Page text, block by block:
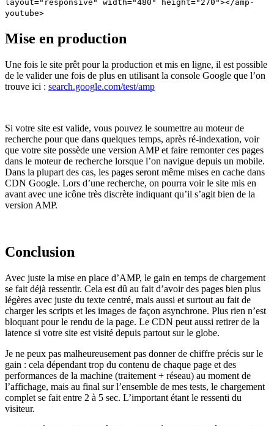
layout="responsive" width="480" height="270"></amp-
youtube>
Mise en production
Une fois le site prêt pour la production et mis en ligne, il est possible
de le valider une fois de plus en utilisant la console Google que l’on
trouve ici : search.google.com/test/amp
Si votre site est valide, vous pouvez le soumettre au moteur de
recherche pour que dans quelques temps, après ré-indexation, voir
que votre site possède une version AMP et faire remonter ces pages
dans le moteur de recherche lorsque l’on navigue depuis un mobile.
Dans la plupart des cas, les pages seront même mises en cache dans
CDN Google. Lors d’une recherche, on pourra voir le site mis en
avant avec une icône très discrète indiquant qu’il s’agit bien de la
version AMP.
Conclusion
Avec juste la mise en place d’AMP, le gain en temps de chargement
se fait déjà ressentir. Cela est dû au fait d’avoir des pages bien plus
légères avec juste du texte centré, mais aussi et surtout au fait de
charger les scripts et les images de façon asynchrone. Plus rien n’est
bloquant pour le rendu de la page. Le CDN peut aussi retirer de la
latence si votre site est visité depuis partout sur le globe.
Je ne peux pas malheureusement pas donner de chiffre précis sur le
gain : cela dépendant trop du contenu de chaque page et des
performances de la machine (traitement + réseau) au moment de
l’affichage, mais au final sur l’ensemble de mes tests, le chargement
complet se fait entre 2 à 5 sec. L’important étant le ressenti du
visiteur.